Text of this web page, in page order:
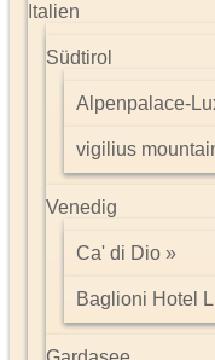
Italien
Südtirol
Alpenpalace-
vigilius
Venedig
Ca' di Dio
Baglioni Hotel